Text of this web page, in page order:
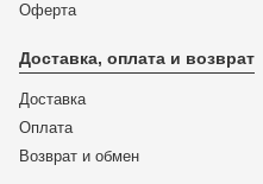
Оферта
Доставка, оплата и возврат
Доставка
Оплата
Возврат и обмен